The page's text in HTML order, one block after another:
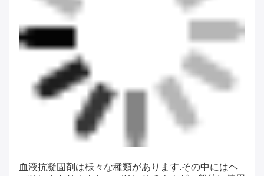
血液抗凝固剤は様々な種類があります.その中にはヘ